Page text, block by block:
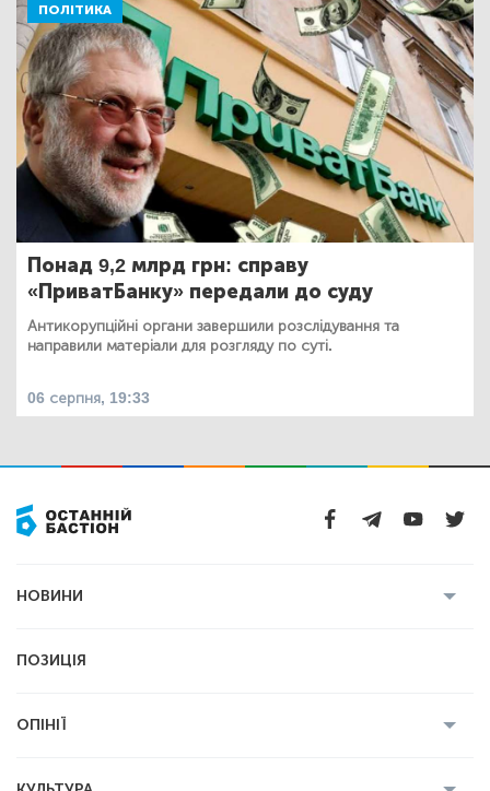
ПОЛІТИКА
Понад 9,2 млрд грн: справу
«ПриватБанку» передали до суду
Антикорупційні органи завершили розслідування та
направили матеріали для розгляду по суті.
06 серпня, 19:33
НОВИНИ
Економіка
ПОЗИЦІЯ
ОПІНІЇ